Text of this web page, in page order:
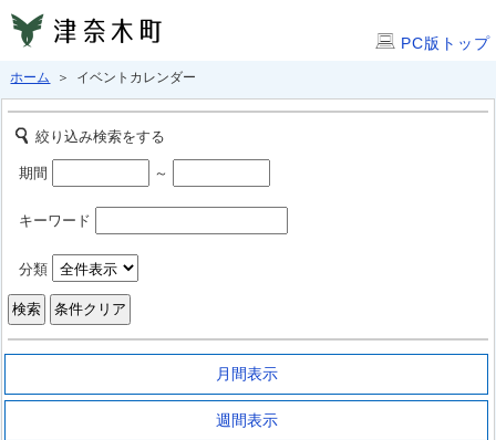
PC版トップ
ホーム ＞ イベントカレンダー
絞り込み検索をする
期間 ～
キーワード
分類
月間表示
週間表示